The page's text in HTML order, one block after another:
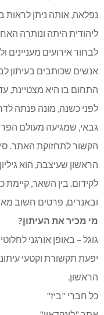
נפלאה, אותה ניתן לראות
ליהודית היתה ונותרה
לבחור אירועים
אנשים שכותבים בעיתון
התחום בו היא מצטיינת,
לפני כשנה, מונה פנתה
גבאי, שמגיעה מעולם
הקשור לתחזוקת האתר.
לקידום. בין השאר,
ובאנרים, פרטים חשוב
מי מכיר את העיתון?
גוגל – באופן אורגני
יפעת תקשורת וקטעי
הראשון.
כל חברי "ביז"